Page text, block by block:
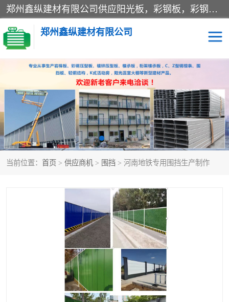
郑州鑫纵建材有限公司供应阳光板，彩钢板，彩钢钢构工程是一家集生产销售租赁安装于一体的企业，主要生产PC采光板，耐力板，仿古琉璃采光板，岩棉板、彩钢压型板、镀锌压型板、桁架楼承板，C、Z型钢檩条、围挡板、轻钢结构，阳光温室大棚等新型建材产品。公司旗下有多台移动式高空压瓦机租赁，承接全国各地业务，专业对外租赁各种型号压瓦机。
郑州鑫纵建材有限公司
当前位置： 首页 > 供应商机 > 围挡 > 河南地铁专用围挡生产制作
高空瓦机租赁 ASA合成树脂仿古瓦
CZ型钢 FRP采光板
PC多层板 PC耐力板
建筑围挡 楼层板
压型彩钢板
钢结构配件
彩钢板
生产加工单板复合围挡 市